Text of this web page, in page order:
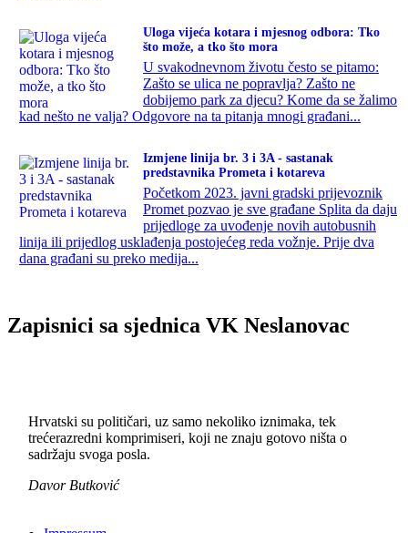
Uloga vijeća kotara i mjesnog odbora: Tko
što može, a tko što mora
U svakodnevnom životu često se pitamo:
Zašto se ulica ne popravlja? Zašto ne
dobijemo park za djecu? Kome da se žalimo
kad nešto ne valja? Odgovore na ta pitanja mnogi građani...
Izmjene linija br. 3 i 3A - sastanak
predstavnika Prometa i kotareva
Početkom 2023. javni gradski prijevoznik
Promet pozvao je sve građane Splita da daju
prijedloge za uvođenje novih autobusnih
linija ili prijedlog usklađenja postojećeg reda vožnje. Prije dva
dana građani su preko medija...
Zapisnici sa sjednica VK Neslanovac
Hrvatski su političari, uz samo nekoliko iznimaka, tek
trećerazredni komprimiseri, koji ne znaju gotovo ništa o
sadržaju svoga posla.
Davor Butković